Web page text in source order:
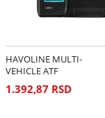
HAVOLINE MULTI-
VEHICLE ATF
1.392,87 RSD